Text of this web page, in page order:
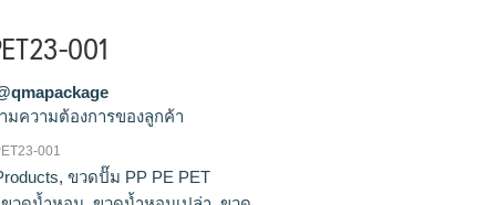
001
ความต้องการของลูกค้า
,รับผลิตขวดสเปรย์,ขายส่งขวดสเปรย์,จำหน่าย
ปรย์,ร้านขายขวดสเปรย์,ขวดสเปรย์ขายส่ง,ขวด
001
,ขวดปั๊ม PP PE PET